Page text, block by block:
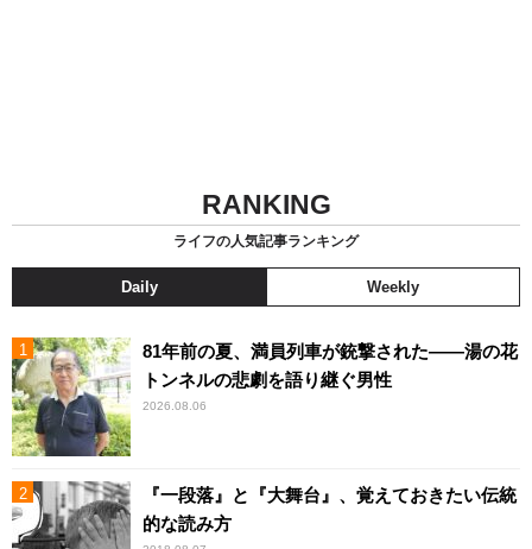
RANKING
ライフの人気記事ランキング
Daily Weekly
81年前の夏、満員列車が銃撃された――湯の花
トンネルの悲劇を語り継ぐ男性
2026.08.06
『一段落』と『大舞台』、覚えておきたい伝統
的な読み方